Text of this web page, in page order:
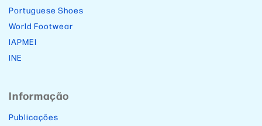
Portuguese Shoes
World Footwear
IAPMEI
INE
Informação
Publicações